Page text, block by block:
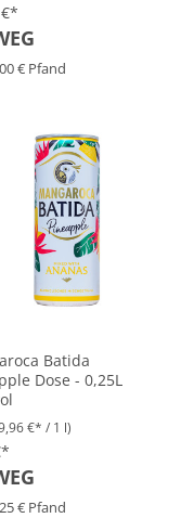
€ Pfand
5 Sternen
Batida
Dose - 0,25L
€* / 1 l)
€ Pfand